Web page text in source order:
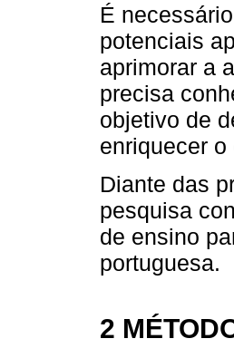
É
potenciais
aprimorar a
precisa
objetivo de
enriquecer
Diante das
pesquisa
de ensino
portuguesa.
2